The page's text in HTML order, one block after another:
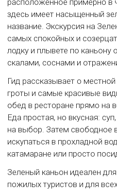
расположенное примерно в
здесь имеет насыщенный
название. Экскурсия на
самых спокойных и
лодку и плывете по каньону
скалами, соснами и
Гид рассказывает о
гроты и самые красивые
обед в ресторане прямо на
Еда простая, но вкусная:
на выбор. Затем свободное
искупаться в прохладной
катамаране или просто
Зеленый каньон идеален
пожилых туристов и для